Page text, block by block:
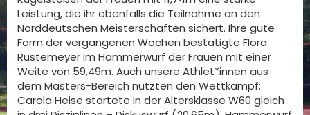
Leistung, die ihr ebenfalls die Teilnahme an den
Norddeutschen Meisterschaften sichert. Ihre gute
Form der vergangenen Wochen bestätigte Flora
Rustemeyer im Hammerwurf der Frauen mit einer
Weite von 59,49m. Auch unsere Athlet*innen aus
dem Masters-Bereich nutzten den Wettkampf:
Carola Heise startete in der Altersklasse W60 gleich